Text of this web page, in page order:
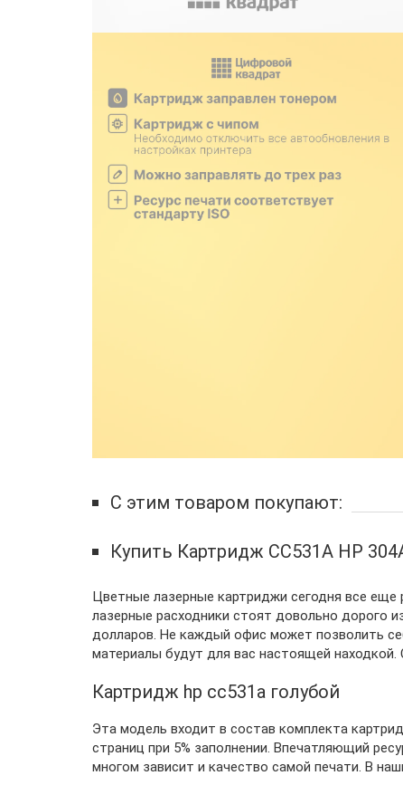
С этим товаром покупают:
Купить Картридж CC531A HP
Цветные лазерные картриджи сегодня все
лазерные расходники стоят довольно дорого
долларов. Не каждый офис может позволить
материалы будут для вас настоящей
Картридж hp cc531a голубой
Эта модель входит в состав комплекта
страниц при 5% заполнении. Впечатляющий
многом зависит и качество самой печати. В